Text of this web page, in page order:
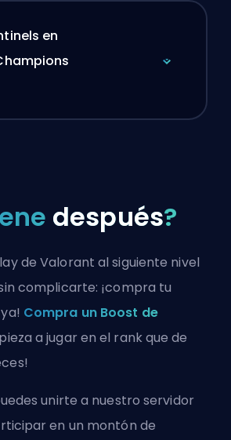
en
después?
de Valorant al siguiente nivel
complicarte: ¡compra tu
Compra un Boost de
a jugar en el rank que de
unirte a nuestro servidor
en un montón de